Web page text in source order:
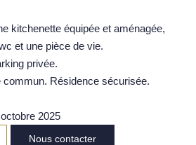
Nos Actualités
Avis Clients
EXTRANET
kitchenette équipée et aménagée,
et une pièce de vie.
privée.
commun. Résidence sécurisée.
2025
Nous contacter